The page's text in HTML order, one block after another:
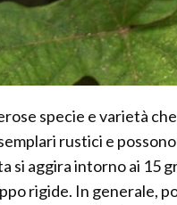
specie e varietà
rustici e
si aggira intorno ai 15
rigide. In generale,